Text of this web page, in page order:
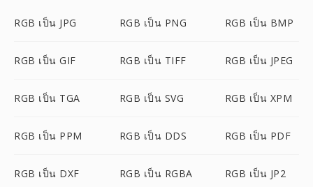
RGB เป็น JPG RGB เป็น PNG RGB เป็น BMP
RGB เป็น GIF RGB เป็น TIFF RGB เป็น JPEG
RGB เป็น TGA RGB เป็น SVG RGB เป็น XPM
RGB เป็น PPM RGB เป็น DDS RGB เป็น PDF
RGB เป็น DXF RGB เป็น RGBA RGB เป็น JP2